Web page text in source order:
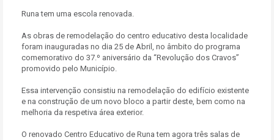
Runa tem uma escola renovada.
As obras de remodelação do centro educativo desta localidade
foram inauguradas no dia 25 de Abril, no âmbito do programa
comemorativo do 37.º aniversário da “Revolução dos Cravos”
promovido pelo Município.
Essa intervenção consistiu na remodelação do edifício existente
e na construção de um novo bloco a partir deste, bem como na
melhoria da respetiva área exterior.
O renovado Centro Educativo de Runa tem agora três salas de